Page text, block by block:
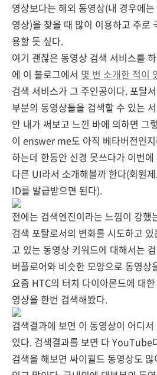
영상보다는 해외 동영상(내 경우에
영상)을 찾을 때 많이 이용하고 주로
용할 듯 싶다.
여기 괜찮은 동영상 검색 서비스를
에 이 블로그에서 몇 번 소개한 적이
검색 서비스가 그 주인공이다. 포탈
부분의 동영상들을 검색할 수 있는
안 내가 써보고 느낀 바에 의하면 그
이 enswer me도 아직 베타버전인
하는데 한동안 신경 못쓰다가 이번
다른 UI라서 소개해볼까 한다(회원
ID를 발급받으면 된다).
전에는 검색엔진이라는 느낌이 강했
검색 포탈로서의 변화를 시도하고
고 있는 동영상 키워드에 대해서는
버플로어와 비슷한 모양으로 동영상
요즘 HTC의 터치 다이아몬드에 대
영상을 한번 검색해봤다.
검색결과에 보면 이 동영상이 어디
있다. 검색결과를 보면 다 YouTube
검색을 해보면 싸이월드 동영상도